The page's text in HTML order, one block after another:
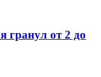
гранул от 2 до